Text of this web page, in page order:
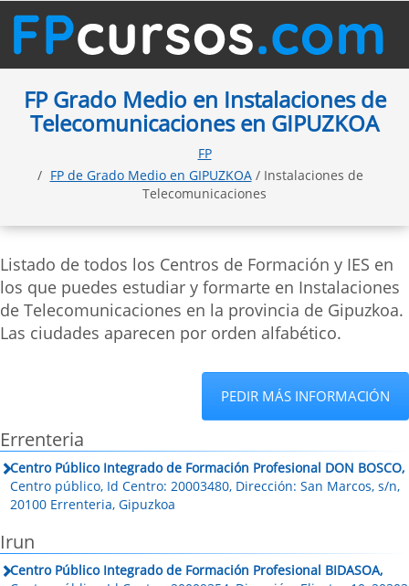
FP Grado Medio en Instalaciones de
Telecomunicaciones en GIPUZKOA
FP
FP de Grado Medio en GIPUZKOA/ Instalaciones de
Telecomunicaciones
Listado de todos los Centros de Formación y IES en
los que puedes estudiar y formarte en Instalaciones
de Telecomunicaciones en la provincia de Gipuzkoa.
Las ciudades aparecen por orden alfabético.
PEDIR MÁS INFORMACIÓN
Errenteria
Centro Público Integrado de Formación Profesional DON BOSCO,
Centro público, Id Centro: 20003480, Dirección: San Marcos, s/n,
20100 Errenteria, Gipuzkoa
Irun
Centro Público Integrado de Formación Profesional BIDASOA,